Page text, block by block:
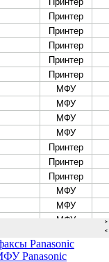
DEVELOP
DP Line
Canon
Canon
HP
аппаратов
Panasonic
Panasonic